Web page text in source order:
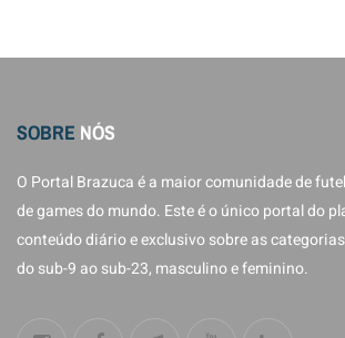
SOBRE NÓS
O Portal Brazuca é a maior comunidade de
de games do mundo. Este é o único portal do
conteúdo diário e exclusivo sobre as
do sub-9 ao sub-23, masculino e feminino.